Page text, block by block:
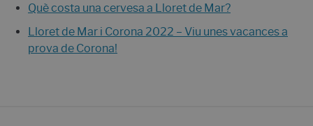
Què costa una cervesa a Lloret de Mar?
Lloret de Mar i Corona 2022 – Viu unes vacances a
prova de Corona!